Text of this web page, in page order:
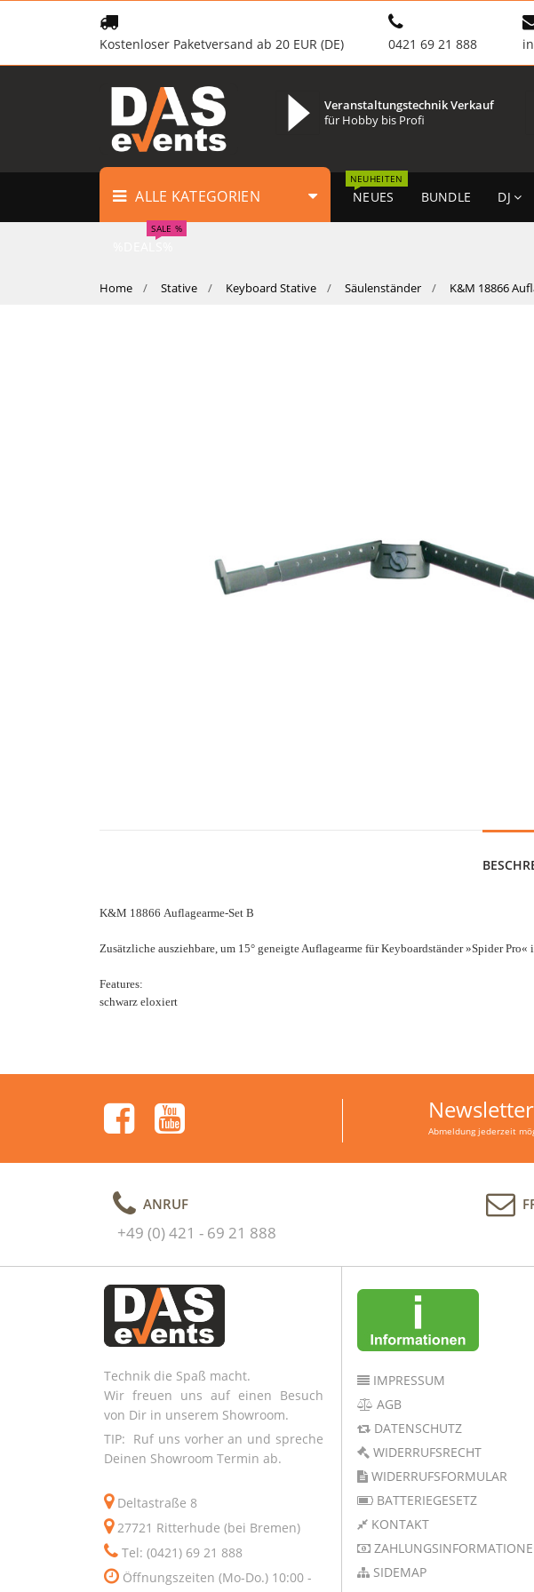
Kostenloser Paketversand ab 20 EUR (DE) 0421 69 21 888
Veranstaltungstechnik Verkauf
für Hobby bis Profi
ALLE KATEGORIEN NEUES
NEUHEITEN
BUNDLE DJ
SALE %
Home Stative Keyboard Stative Säulenständer K&M 18866
K&M 18866 Auflagearme-Set B
Zusätzliche ausziehbare, um 15° geneigte Auflagearme für Keyboardständer »Spider
Features:
schwarz eloxiert
Abmeldung jederzeit
ANRUF
+49 (0) 421 - 69 21 888
Technik die Spaß macht.
Wir freuen uns auf einen Besuch
von Dir in unserem Showroom.
TIP: Ruf uns vorher an und spreche
Deinen Showroom Termin ab.
Deltastraße 8
27721 Ritterhude (bei Bremen)
Tel: (0421) 69 21 888
Öffnungszeiten (Mo-Do.) 10:00 -
IMPRESSUM
AGB
DATENSCHUTZ
WIDERRUFSRECHT
WIDERRUFSFORMULAR
BATTERIEGESETZ
KONTAKT
SIDEMAP